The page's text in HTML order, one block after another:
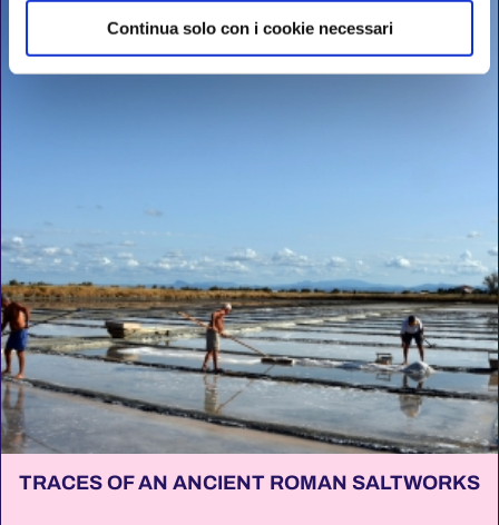
Continua solo con i cookie necessari
TRACES OF AN ANCIENT ROMAN SALTWORKS